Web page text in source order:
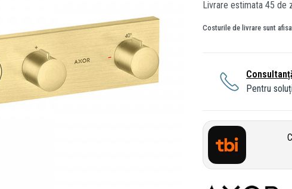
Livrare estimata 45 de
Costurile de livrare sunt
Pentru